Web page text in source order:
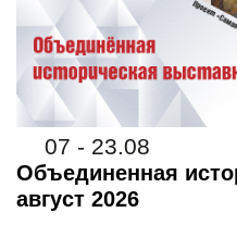
07 - 23.08
Объединенная
август 2026